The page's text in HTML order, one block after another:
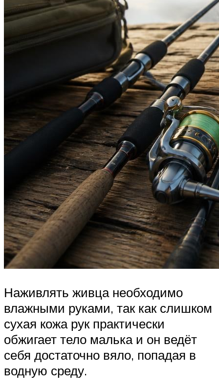
Наживлять живца необходимо
влажными руками, так как слишком
сухая кожа рук практически
обжигает тело малька и он ведёт
себя достаточно вяло, попадая в
водную среду.